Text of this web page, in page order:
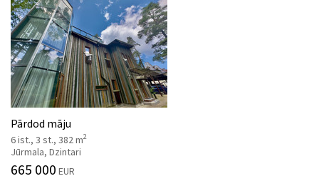
Pārdod māju
6 ist., 3 st., 382 m2
Jūrmala, Dzintari
665 000 EUR